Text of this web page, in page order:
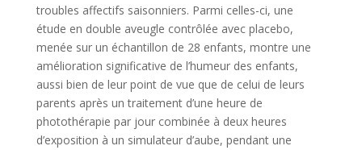
troubles affectifs saisonniers. Parmi celles-ci, une
étude en double aveugle contrôlée avec placebo,
menée sur un échantillon de 28 enfants, montre une
amélioration significative de l’humeur des enfants,
aussi bien de leur point de vue que de celui de leurs
parents après un traitement d’une heure de
photothérapie par jour combinée à deux heures
d’exposition à un simulateur d’aube, pendant une